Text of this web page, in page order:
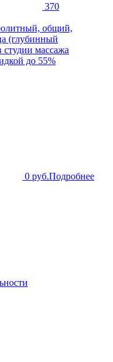
370
общий,
(глубинный
массажа
до 55%
0 руб.Подробнее